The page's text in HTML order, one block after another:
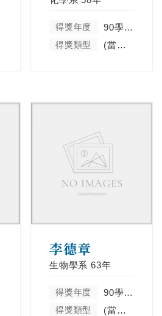
得獎年度 90學年度
得獎類型 (當學年度未分類)
李德章
生物學系 63年
得獎年度 90學年度
得獎類型 (當學年度未分類)